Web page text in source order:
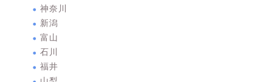
神奈川
新潟
富山
石川
福井